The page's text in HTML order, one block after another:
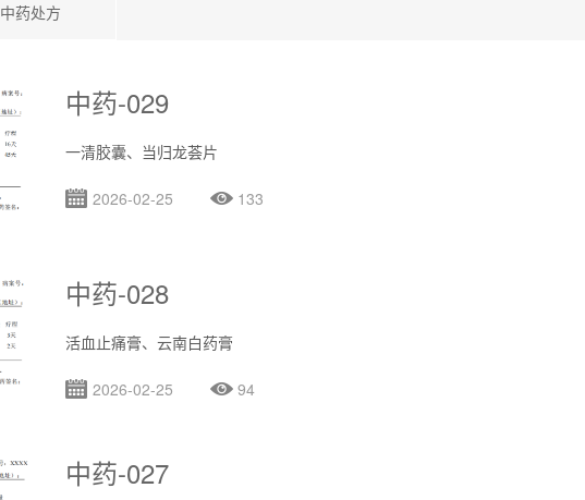
中药处方
中药-029
一清胶囊、当归龙荟片
2026-02-25 133
中药-028
活血止痛膏、云南白药膏
2026-02-25 94
中药-027